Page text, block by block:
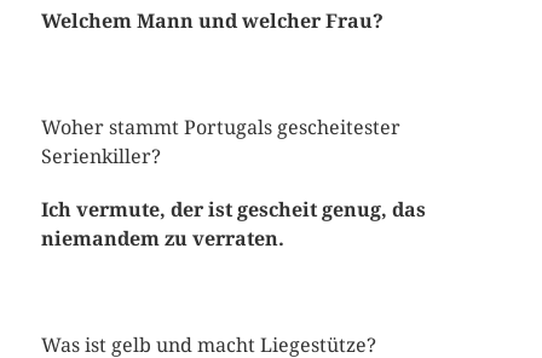
Welchem Mann und welcher Frau?
Woher stammt Portugals gescheitester
Serienkiller?
Ich vermute, der ist gescheit genug, das
niemandem zu verraten.
Was ist gelb und macht Liegestütze?